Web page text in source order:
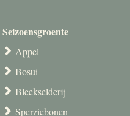
Seizoensgroente
Appel
Bosui
Bleekselderij
Sperziebonen